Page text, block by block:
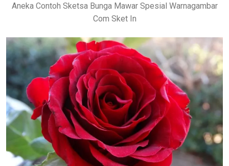
Aneka Contoh Sketsa Bunga Mawar Spesial Warnagambar
Com Sket In